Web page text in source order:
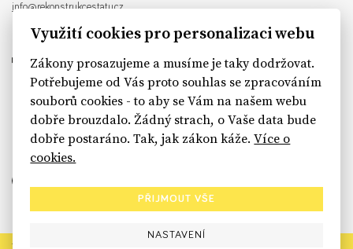
info@rekonstrukcestatu.cz
Návrh a vývoj: Sinfin , ilustrace:
sinfin.digital
Využití cookies pro personalizaci webu
Zákony prosazujeme a musíme je taky dodržovat.
Potřebujeme od Vás proto souhlas se zpracováním
souborů cookies - to aby se Vám na našem webu
dobře brouzdalo. Žádný strach, o Vaše data bude
dobře postaráno. Tak, jak zákon káže.Více o
cookies.
PŘIJMOUT VŠE
NASTAVENÍ